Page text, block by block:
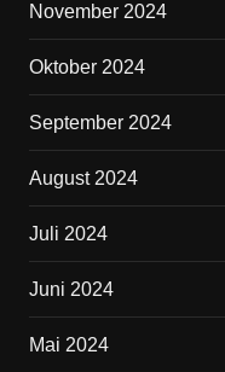
November 2024
Oktober 2024
September 2024
August 2024
Juli 2024
Juni 2024
Mai 2024